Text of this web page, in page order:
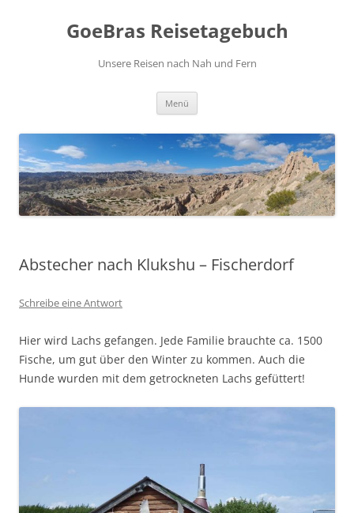
GoeBras Reisetagebuch
Unsere Reisen nach Nah und Fern
Menü
Abstecher nach Klukshu – Fischerdorf
Schreibe eine Antwort
Hier wird Lachs gefangen. Jede Familie brauchte ca. 1500
Fische, um gut über den Winter zu kommen. Auch die
Hunde wurden mit dem getrockneten Lachs gefüttert!